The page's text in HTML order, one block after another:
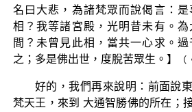
名曰大悲，為諸梵眾而說偈言：
相？我等諸宮殿，光明昔未有。
間？未曾見此相，當共一心求。
之；多是佛出世，度脫苦眾生。】
好的，我們再來說明：前面說
梵天王，來到 大通智勝佛的所在；